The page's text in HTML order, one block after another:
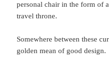
personal chair in the form of
travel throne.
Somewhere between these
golden mean of good design.